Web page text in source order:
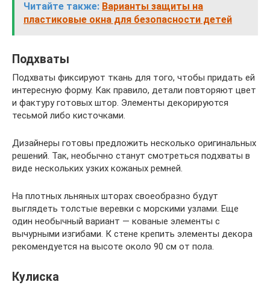
Читайте также: Варианты защиты на
пластиковые окна для безопасности детей
Подхваты
Подхваты фиксируют ткань для того, чтобы придать ей
интересную форму. Как правило, детали повторяют цвет
и фактуру готовых штор. Элементы декорируются
тесьмой либо кисточками.
Дизайнеры готовы предложить несколько оригинальных
решений. Так, необычно станут смотреться подхваты в
виде нескольких узких кожаных ремней.
На плотных льняных шторах своеобразно будут
выглядеть толстые веревки с морскими узлами. Еще
один необычный вариант — кованые элементы с
вычурными изгибами. К стене крепить элементы декора
рекомендуется на высоте около 90 см от пола.
Кулиска